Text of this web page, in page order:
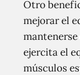
Otro
mejorar el
mantenerse
ejercita el
músculos